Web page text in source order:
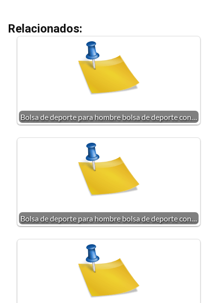
Relacionados:
Bolsa de deporte para hombre bolsa de deporte con…
Bolsa de deporte para hombre bolsa de deporte con…